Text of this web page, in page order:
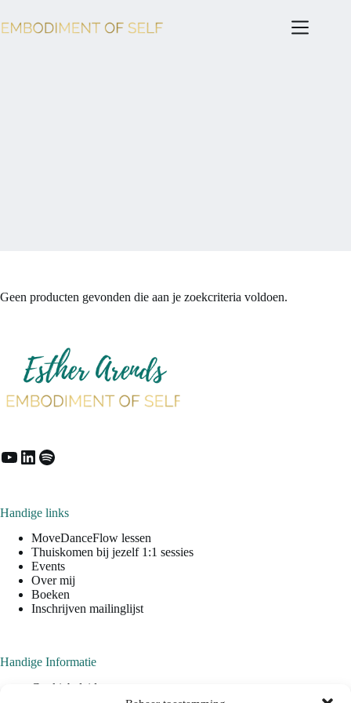
naar
de
Geen producten gevonden die aan je zoekcriteria voldoen.
YouTube
LinkedIn
Spotify
Handige links
MoveDanceFlow lessen
Thuiskomen bij jezelf 1:1 sessies
Events
Over mij
Boeken
Inschrijven mailinglijst
Handige Informatie
Cookiebeleid